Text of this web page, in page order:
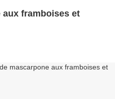
aux framboises et